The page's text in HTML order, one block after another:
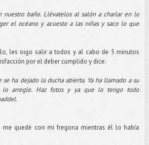
nuestro baño. Llévatelos al salón a charlar en lo
el océano y acuesto a las niñas y saco lo que
les oigo salir a todos y al cabo de 5 minutos
por el deber cumplido y dice:
ha dejado la ducha abierta. Ya ha llamado a su
lo arregle. Haz fotos y ya que lo tengo todo
.
me quedé con mi fregona mientras él lo había